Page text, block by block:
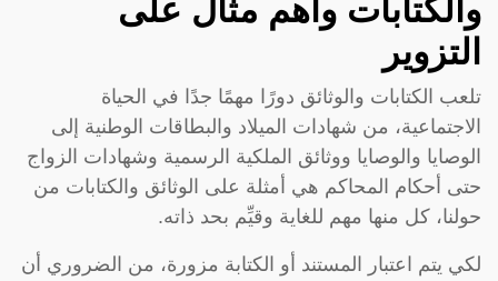
والكتابات وأهم مثال على
التزوير
تلعب الكتابات والوثائق دورًا مهمًا جدًا في الحياة
الاجتماعية، من شهادات الميلاد والبطاقات الوطنية إلى
الوصايا والوصايا ووثائق الملكية الرسمية وشهادات الزواج
حتى أحكام المحاكم هي أمثلة على الوثائق والكتابات من
حولنا، كل منها مهم للغاية وقيِّم بحد ذاته.
لكي يتم اعتبار المستند أو الكتابة مزورة، من الضروري أن